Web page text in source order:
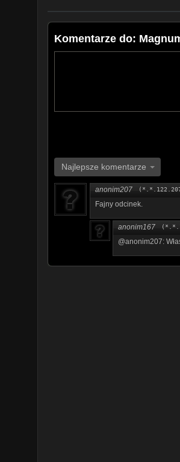
Komentarze do:
Najlepsze komentarze
anonim207
Fajny odcinek.
anonim167
@anonim207: